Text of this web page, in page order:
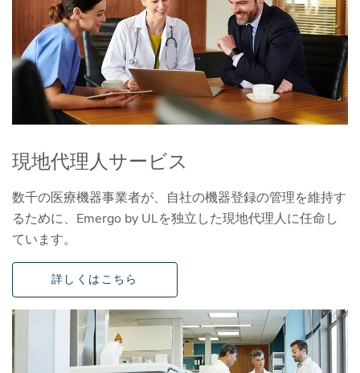
現地代理人サービス
数千の医療機器事業者が、自社の機器登録の管理を維持す
るために、Emergo by ULを独立した現地代理人に任命し
ています。
詳しくはこちら